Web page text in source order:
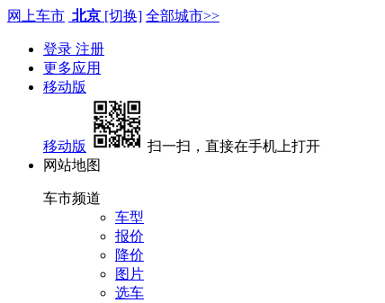
网上车市 北京 [切换] 全部城市>>
登录 注册
更多应用
移动版
移动版
扫一扫，直接在手机上打开
网站地图
车市频道
车型
报价
降价
图片
选车